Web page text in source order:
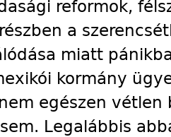
reformok,
a
miatt
kormány
egészen vétlen
Legalábbis